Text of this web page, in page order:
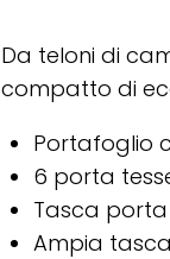
Da teloni di
compatto di
Portafoglio
6 porta
Tasca
Ampia